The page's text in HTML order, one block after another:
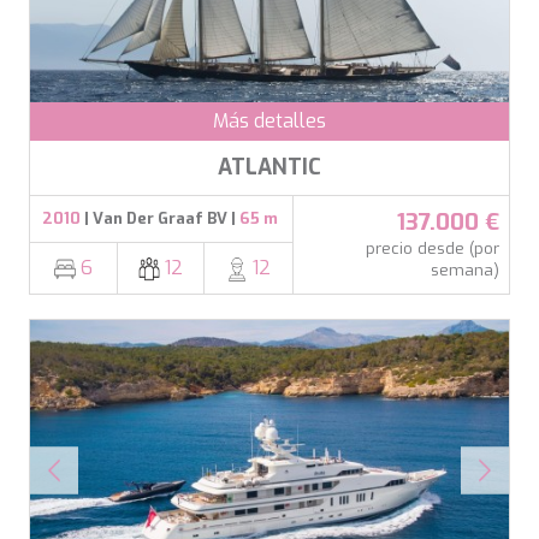
Más detalles
ATLANTIC
2010 | Van Der Graaf BV | 65 m
6 12 12
137.000 €
precio desde (por
semana)
LEOPARD
LIFE IS GOOD
LOVE STORY
LUCKY
MAIA
MAKANI II
MAMMA MIA
MANE ET NOCTE
MARE NOSTRUM
MARICAN FOREVER
MARQUISE
MARTITA
MARY-JEAN II
MAXITA
MI ALMA
MIA KAI